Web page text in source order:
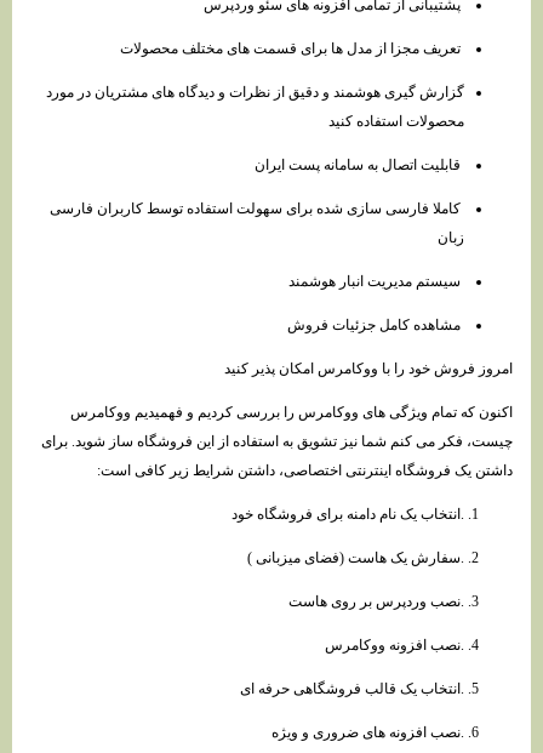
پشتیبانی از تمامی افزونه های سئو وردپرس
تعریف مجزا از مدل ها برای قسمت های مختلف محصولات
گزارش گیری هوشمند و دقیق از نظرات و دیدگاه های مشتریان در مورد
محصولات استفاده کنید
قابلیت اتصال به سامانه پست ایران
کاملا فارسی سازی شده برای سهولت استفاده توسط کاربران فارسی
زبان
سیستم مدیریت انبار هوشمند
مشاهده کامل جزئیات فروش
امروز فروش خود را با ووکامرس امکان پذیر کنید
اکنون که تمام ویژگی های ووکامرس را بررسی کردیم و فهمیدیم ووکامرس
چیست، فکر می کنم شما نیز تشویق به استفاده از این فروشگاه ساز شوید. برای
داشتن یک فروشگاه اینترنتی اختصاصی، داشتن شرایط زیر کافی است:
.انتخاب یک نام دامنه برای فروشگاه خود
.سفارش یک هاست (فضای میزبانی )
.نصب وردپرس بر روی هاست
.نصب افزونه ووکامرس
.انتخاب یک قالب فروشگاهی حرفه ای
.نصب افزونه های ضروری و ویژه